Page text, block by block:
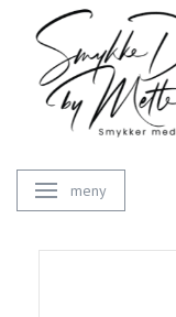
Ändra navigering
meny